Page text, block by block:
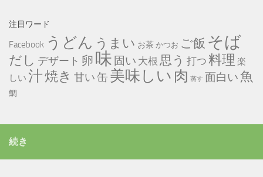
注目ワード
Facebook うどん うまい お茶 かつお ご飯 そば
だし デザート 卵 味 固い 大根 思う 打つ 料理 楽
しい 汁焼き 甘い缶美味しい 肉 蒸す 面白い 魚
鯛
続き